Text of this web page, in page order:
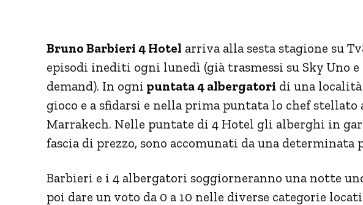
Bruno Barbieri 4 Hotel arriva alla sesta stagione su
episodi inediti ogni lunedì (già trasmessi su Sky Uno
demand). In ogni puntata 4 albergatori di una
gioco e a sfidarsi e nella prima puntata lo chef stellato
Marrakech. Nelle puntate di 4 Hotel gli alberghi in
fascia di prezzo, sono accomunati da una determinata
Barbieri e i 4 albergatori soggiorneranno una notte
poi dare un voto da 0 a 10 nelle diverse categorie